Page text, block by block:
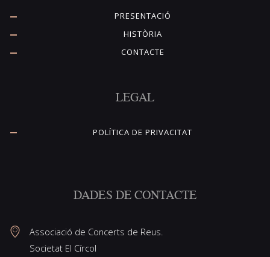
PRESENTACIÓ
HISTÒRIA
CONTACTE
LEGAL
POLÍTICA DE PRIVACITAT
DADES DE CONTACTE
Associació de Concerts de Reus.
Societat El Círcol